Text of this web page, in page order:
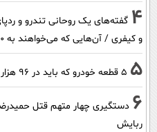
4
و کیفری / آن‌هایی که می‌خواهند به ۲۵۰ هزار نفر بپیوندند بدانند ...
5 ۵ قطعه خودرو که باید در ۹۶ هزار کیلومتر عوض کنید
6 دستگیری چهار متهم قتل
ربایش